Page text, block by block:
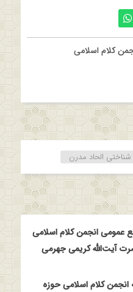
کلام اسلامی
الحاد مدرن
انجمن کلام اسلامی
آیت‌الله کریمی جهرمی
کلام اسلامی حوزه